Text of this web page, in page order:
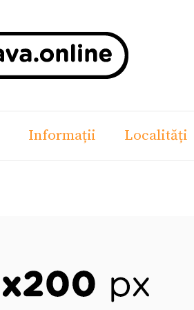
Informații Localități